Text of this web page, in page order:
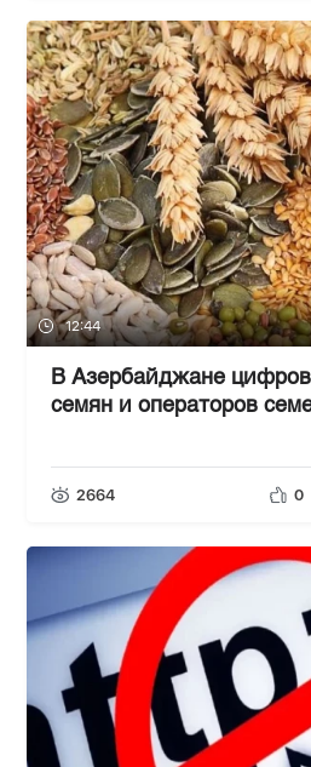
12:44
В Азербайджане
семян и операторов
2664 0